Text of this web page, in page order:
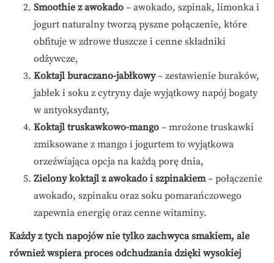
Smoothie z awokado – awokado, szpinak, limonka i
jogurt naturalny tworzą pyszne połączenie, które
obfituje w zdrowe tłuszcze i cenne składniki
odżywcze,
Koktajl buraczano-jabłkowy– zestawienie buraków,
jabłek i soku z cytryny daje wyjątkowy napój bogaty
w antyoksydanty,
Koktajl truskawkowo-mango – mrożone truskawki
zmiksowane z mango i jogurtem to wyjątkowa
orzeźwiająca opcja na każdą porę dnia,
Zielony koktajl z awokado i szpinakiem– połączenie
awokado, szpinaku oraz soku pomarańczowego
zapewnia energię oraz cenne witaminy.
Każdy z tych napojów nie tylko zachwyca smakiem, ale
również wspiera proces odchudzania dzięki wysokiej